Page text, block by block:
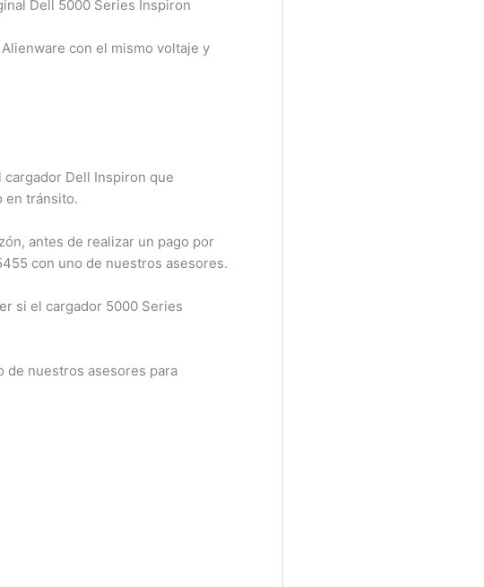
Dell 5000 Series Inspiron
con el mismo voltaje y
Dell Inspiron que
tránsito.
antes de realizar un pago por
con uno de nuestros asesores.
si el cargador 5000 Series
nuestros asesores para